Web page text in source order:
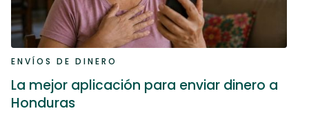
ENVÍOS DE DINERO
La mejor aplicación para enviar dinero a
Honduras